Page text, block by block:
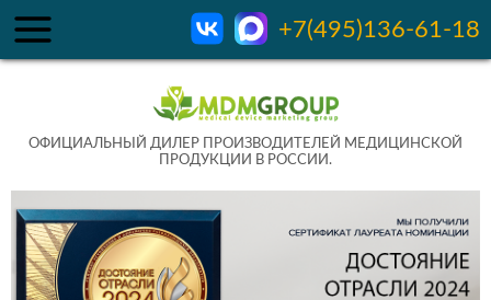
+7(495)136-61-18
ОФИЦИАЛЬНЫЙ ДИЛЕР ПРОИЗВОДИТЕЛЕЙ МЕДИЦИНСКОЙ
ПРОДУКЦИИ В РОССИИ.